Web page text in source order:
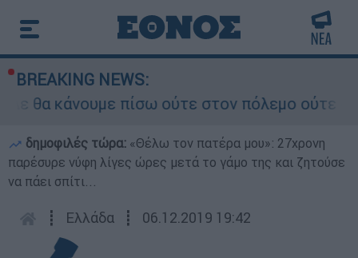
BREAKING NEWS:
θα κάνουμε πίσω ούτε στον πόλεμο ούτε στις
δημοφιλές τώρα: «Θέλω τον πατέρα μου»: 27χρονη
παρέσυρε νύφη λίγες ώρες μετά το γάμο της και ζητούσε
να πάει σπίτι...
┋ Ελλάδα ┋ 06.12.2019 19:42